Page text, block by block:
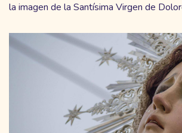
la imagen de la Santísima Virgen de